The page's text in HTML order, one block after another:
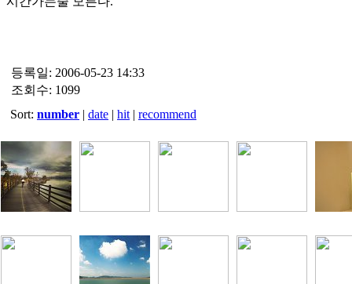
등록일: 2006-05-23 14:33
조회수: 1099
Sort: number | date | hit | recommend